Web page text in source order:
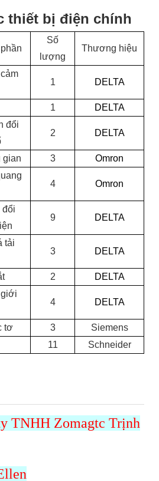
thiết bị điện chính
Số
lượng
Thương hiệu
1 DELTA
1 DELTA
đổi
2 DELTA
gian 3 Omron
4 Omron
đổi
9 DELTA
tải
3 DELTA
2 DELTA
4 DELTA
tơ 3
Siemens
11 Schneider
TNHH Zomagtc Trịnh